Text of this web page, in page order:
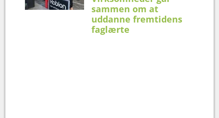
sammen om at
uddanne fremtidens
faglærte